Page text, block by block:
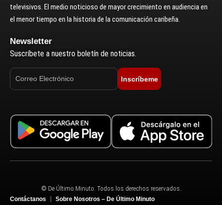
televisivos. El medio noticioso de mayor crecimiento en audiencia en
el menor tiempo en la historia de la comunicación caribeña.
Newsletter
Suscríbete a nuestro boletín de noticias.
Inscríbeme
© De Último Minuto. Todos los derechos reservados.
Contáctanos
Sobre Nosotros – De Último Minuto